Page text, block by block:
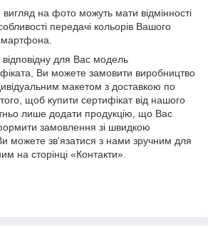
вигляд на фото можуть мати відмінності
передачі кольорів Вашого
для Вас модель
Ви можете замовити виробництво
макетом з доставкою по
щоб купити сертифікат від нашого
лише додати продукцію, що Вас
замовлення зі швидкою
можете зв'язатися з нами зручним для
на сторінці «Контакти».